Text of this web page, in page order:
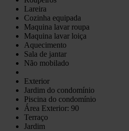
Lareira
Cozinha equipada
Maquina lavar roupa
Maquina lavar loiça
Aquecimento
Sala de jantar
Não mobilado
Exterior
Jardim do condomínio
Piscina do condomínio
Área Exterior: 90
Terraço
Jardim